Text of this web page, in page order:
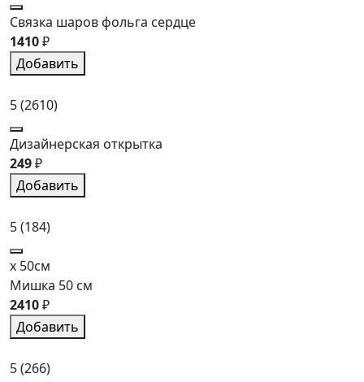
Связка шаров фольга сердце
1410₽
Добавить
5(2610)
Дизайнерская открытка
249₽
Добавить
5(184)
x 50см
Мишка 50 см
2410₽
Добавить
5(266)